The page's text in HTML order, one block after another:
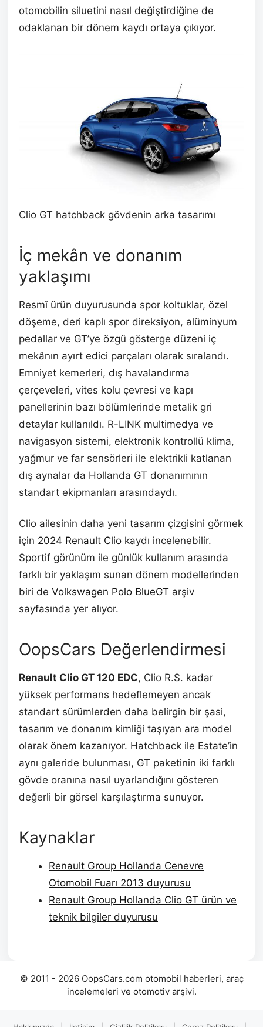
otomobilin siluetini nasıl değiştirdiğine de
odaklanan bir dönem kaydı ortaya çıkıyor.
Clio GT hatchback gövdenin arka tasarımı
İç mekân ve donanım
yaklaşımı
Resmî ürün duyurusunda spor koltuklar, özel
döşeme, deri kaplı spor direksiyon, alüminyum
pedallar ve GT’ye özgü gösterge düzeni iç
mekânın ayırt edici parçaları olarak sıralandı.
Emniyet kemerleri, dış havalandırma
çerçeveleri, vites kolu çevresi ve kapı
panellerinin bazı bölümlerinde metalik gri
detaylar kullanıldı. R-LINK multimedya ve
navigasyon sistemi, elektronik kontrollü klima,
yağmur ve far sensörleri ile elektrikli katlanan
dış aynalar da Hollanda GT donanımının
standart ekipmanları arasındaydı.
Clio ailesinin daha yeni tasarım çizgisini görmek
için 2024 Renault Clio kaydı incelenebilir.
Sportif görünüm ile günlük kullanım arasında
farklı bir yaklaşım sunan dönem modellerinden
biri de Volkswagen Polo BlueGT arşiv
sayfasında yer alıyor.
OopsCars Değerlendirmesi
Renault Clio GT 120 EDC, Clio R.S. kadar
yüksek performans hedeflemeyen ancak
standart sürümlerden daha belirgin bir şasi,
tasarım ve donanım kimliği taşıyan ara model
olarak önem kazanıyor. Hatchback ile Estate’in
aynı galeride bulunması, GT paketinin iki farklı
gövde oranına nasıl uyarlandığını gösteren
değerli bir görsel karşılaştırma sunuyor.
Kaynaklar
Renault Group Hollanda Cenevre
Otomobil Fuarı 2013 duyurusu
Renault Group Hollanda Clio GT ürün ve
teknik bilgiler duyurusu
© 2011 - 2026 OopsCars.com otomobil haberleri, araç
incelemeleri ve otomotiv arşivi.